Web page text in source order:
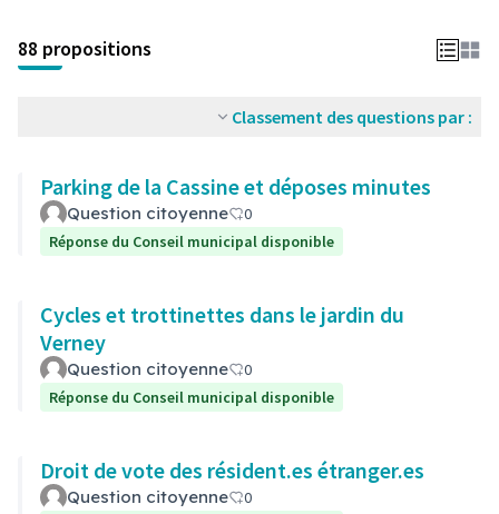
88 propositions
Classement des questions par :
Parking de la Cassine et déposes minutes
Question citoyenne
0
Réponse du Conseil municipal disponible
Cycles et trottinettes dans le jardin du
Verney
Question citoyenne
0
Réponse du Conseil municipal disponible
Droit de vote des résident.es étranger.es
Question citoyenne
0